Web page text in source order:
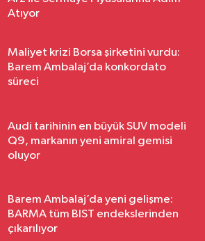
Atıyor
Maliyet krizi Borsa şirketini vurdu:
Barem Ambalaj’da konkordato
süreci
Audi tarihinin en büyük SUV modeli
Q9, markanın yeni amiral gemisi
oluyor
Barem Ambalaj’da yeni gelişme:
BARMA tüm BIST endekslerinden
çıkarılıyor